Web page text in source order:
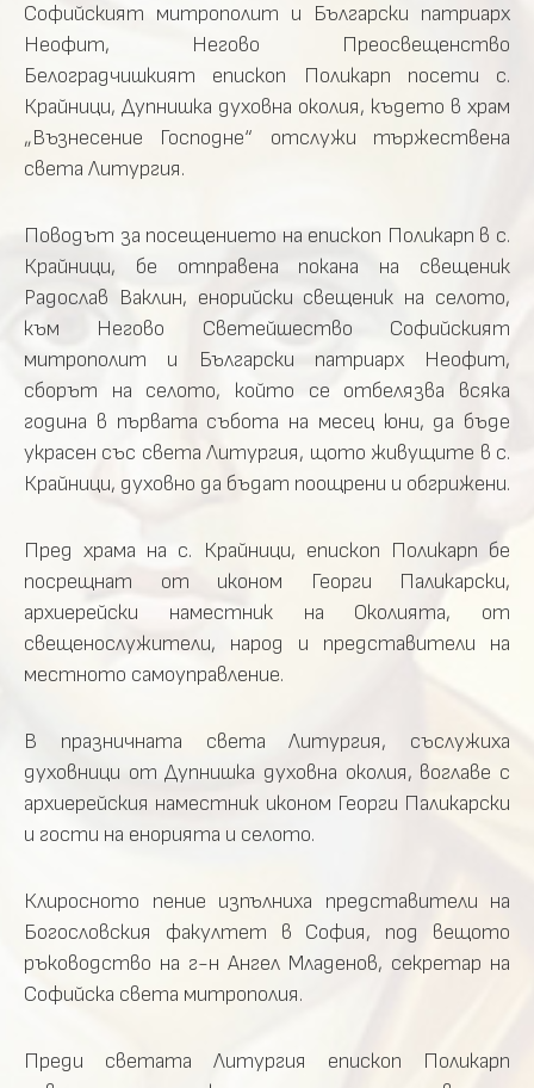
Софийският митрополит и Български патриарх
Неофит, Негово Преосвещенство
Белоградчишкият епископ Поликарп посети с.
Крайници, Дупнишка духовна околия, където в храм
„Възнесение Господне“ отслужи тържествена
света Литургия.
Поводът за посещението на епископ Поликарп в с.
Крайници, бе отправена покана на свещеник
Радослав Ваклин, енорийски свещеник на селото,
към Негово Светейшество Софийският
митрополит и Български патриарх Неофит,
сборът на селото, който се отбелязва всяка
година в първата събота на месец юни, да бъде
украсен със света Литургия, щото живущите в с.
Крайници, духовно да бъдат поощрени и обгрижени.
Пред храма на с. Крайници, епископ Поликарп бе
посрещнат от иконом Георги Паликарски,
архиерейски наместник на Околията, от
свещенослужители, народ и представители на
местното самоуправление.
В празничната света Литургия, съслужиха
духовници от Дупнишка духовна околия, воглаве с
архиерейския наместник иконом Георги Паликарски
и гости на енорията и селото.
Клиросното пение изпълниха представители на
Богословския факултет в София, под вещото
ръководство на г-н Ангел Младенов, секретар на
Софийска света митрополия.
Преди светата Литургия епископ Поликарп